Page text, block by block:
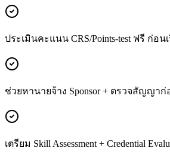
ประเมินคะแนน CRS/Points-test ฟรี ก่อน
ช่วยหานายจ้าง Sponsor + ตรวจสัญญา
เตรียม Skill Assessment + Credential